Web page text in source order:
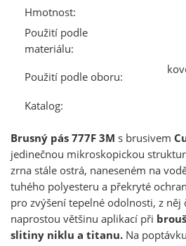
Hmotnost:
Použití podle
materiálu:
Použití podle oboru:
Katalog:
Brusný pás 777F 3M s brusivem
jedinečnou mikroskopickou
zrna stále ostrá, naneseném na
tuhého polyesteru a překryté
pro zvýšení tepelné odolnosti, z
naprostou většinu aplikací při
slitiny niklu a titanu. Na